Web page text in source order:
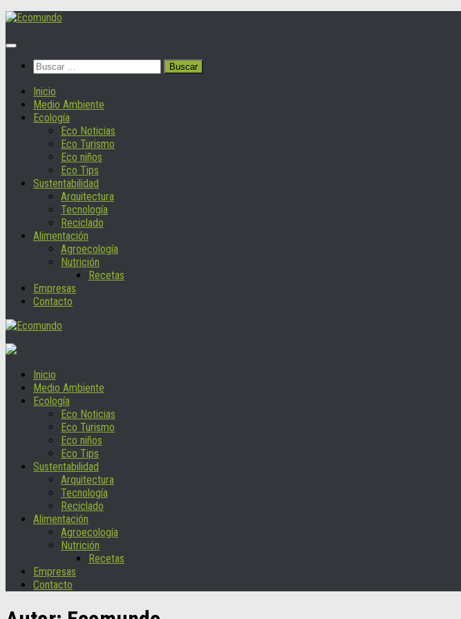
Saltar
contenido
Buscar:
Inicio
Medio Ambiente
Ecología
Eco Noticias
Eco Turismo
Eco niños
Eco Tips
Sustentabilidad
Arquitectura
Tecnología
Reciclado
Alimentación
Agroecología
Nutrición
Recetas
Empresas
Contacto
Inicio
Medio Ambiente
Ecología
Eco Noticias
Eco Turismo
Eco niños
Eco Tips
Sustentabilidad
Arquitectura
Tecnología
Reciclado
Alimentación
Agroecología
Nutrición
Recetas
Empresas
Contacto